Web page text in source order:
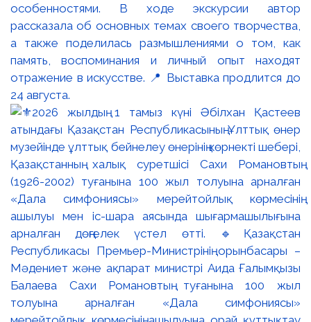
особенностями. В ходе экскурсии автор
рассказала об основных темах своего творчества,
а также поделилась размышлениями о том, как
память, воспоминания и личный опыт находят
отражение в искусстве. 📍 Выставка продлится до
24 августа.